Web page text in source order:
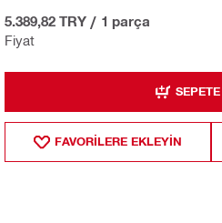
Fiyat
5.389,82 TRY / 1 parça
FAVORILERE EKLEYIN